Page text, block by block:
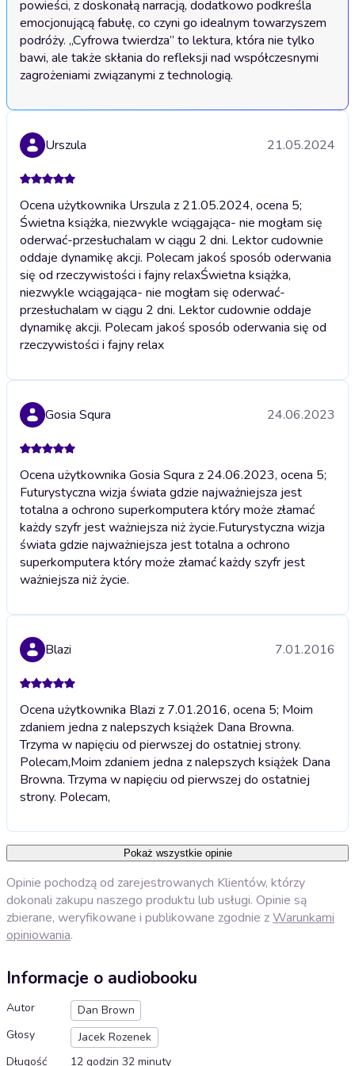
powieści, z doskonałą narracją, dodatkowo podkreśla
emocjonującą fabułę, co czyni go idealnym towarzyszem
podróży. „Cyfrowa twierdza” to lektura, która nie tylko
bawi, ale także skłania do refleksji nad współczesnymi
zagrożeniami związanymi z technologią.
Urszula 21.05.2024
Ocena użytkownika Urszula z 21.05.2024, ocena 5;
Świetna książka, niezwykle wciągająca- nie mogłam się
oderwać-przesłuchalam w ciągu 2 dni. Lektor cudownie
oddaje dynamikę akcji. Polecam jakoś sposób oderwania
się od rzeczywistości i fajny relaxŚwietna książka,
niezwykle wciągająca- nie mogłam się oderwać-
przesłuchalam w ciągu 2 dni. Lektor cudownie oddaje
dynamikę akcji. Polecam jakoś sposób oderwania się od
rzeczywistości i fajny relax
Gosia Squra 24.06.2023
Ocena użytkownika Gosia Squra z 24.06.2023, ocena 5;
Futurystyczna wizja świata gdzie najważniejsza jest
totalna a ochrono superkomputera który może złamać
każdy szyfr jest ważniejsza niż życie.Futurystyczna wizja
świata gdzie najważniejsza jest totalna a ochrono
superkomputera który może złamać każdy szyfr jest
ważniejsza niż życie.
Blazi 7.01.2016
Ocena użytkownika Blazi z 7.01.2016, ocena 5; Moim
zdaniem jedna z nalepszych książek Dana Browna.
Trzyma w napięciu od pierwszej do ostatniej strony.
Polecam,Moim zdaniem jedna z nalepszych książek Dana
Browna. Trzyma w napięciu od pierwszej do ostatniej
strony. Polecam,
Pokaż wszystkie opinie
Opinie pochodzą od zarejestrowanych Klientów, którzy
dokonali zakupu naszego produktu lub usługi. Opinie są
zbierane, weryfikowane i publikowane zgodnie zWarunkami
opiniowania.
Informacje o audiobooku
Autor
Dan Brown
Głosy
Jacek Rozenek
Długość
12 godzin 32 minuty